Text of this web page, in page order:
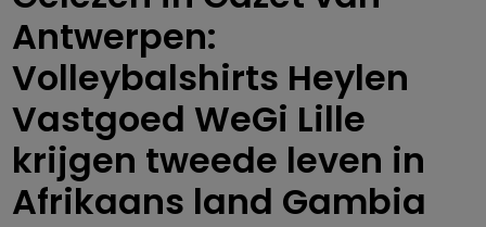
Antwerpen:
Volleybalshirts Heylen
Vastgoed WeGi Lille
krijgen tweede leven in
Afrikaans land Gambia